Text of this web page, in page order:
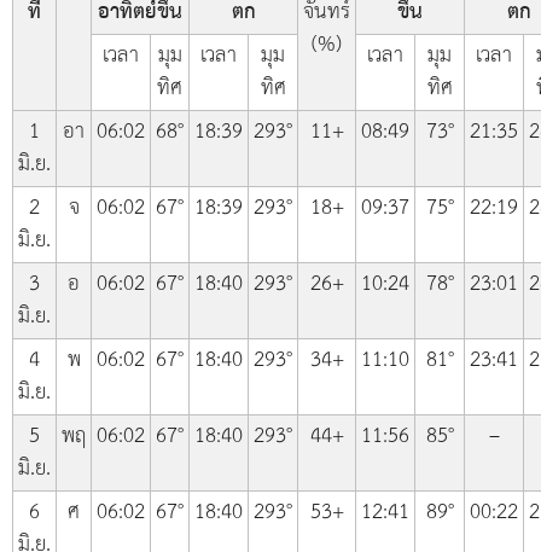
ที่ อาทิตย์ขึ้น ตก จันทร์
(%)
ขึ้น
ตก
เวลา มุม
ทิศ
เวลา มุม
ทิศ
เวลา มุม
ทิศ
เวลา
1
มิ.ย.
อา 06:02 68° 18:39 293° 11+ 08:49 73° 21:35
2
มิ.ย.
จ 06:02 67° 18:39 293° 18+ 09:37 75° 22:19
3
มิ.ย.
อ 06:02 67° 18:40 293° 26+ 10:24 78° 23:01
4
มิ.ย.
พ 06:02 67° 18:40 293° 34+ 11:10 81° 23:41
5
มิ.ย.
พฤ 06:02 67° 18:40 293° 44+ 11:56 85°
–
6
ศ 06:02 67° 18:40 293° 53+ 12:41 89° 00:22